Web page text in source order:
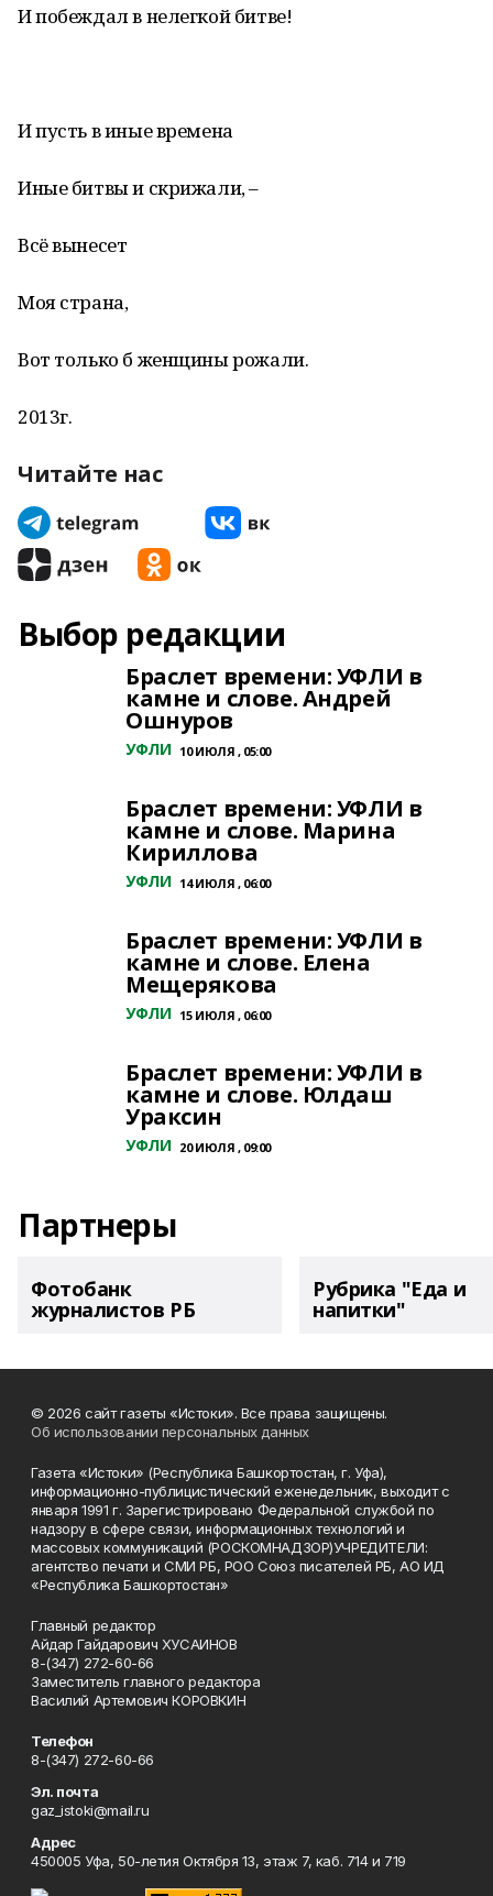
И побеждал в нелегкой битве!
И пусть в иные времена
Иные битвы и скрижали, –
Всё вынесет
Моя страна,
Вот только б женщины рожали.
2013г.
Читайте нас
Выбор редакции
Браслет времени: УФЛИ в
камне и слове. Андрей
Ошнуров
УФЛИ 10 ИЮЛЯ , 05:00
Браслет времени: УФЛИ в
камне и слове. Марина
Кириллова
УФЛИ 14 ИЮЛЯ , 06:00
Браслет времени: УФЛИ в
камне и слове. Елена
Мещерякова
УФЛИ 15 ИЮЛЯ , 06:00
Браслет времени: УФЛИ в
камне и слове. Юлдаш
Ураксин
УФЛИ 20 ИЮЛЯ , 09:00
Партнеры
Фотобанк
журналистов РБ
Рубрика "Еда и
напитки"
© 2026 сайт газеты «Истоки». Все права защищены.
Об использовании персональных данных
Газета «Истоки» (Республика Башкортостан, г. Уфа),
информационно-публицистический еженедельник, выходит с
января 1991 г. Зарегистрировано Федеральной службой по
надзору в сфере связи, информационных технологий и
массовых коммуникаций (РОСКОМНАДЗОР)УЧРЕДИТЕЛИ:
агентство печати и СМИ РБ, РОО Союз писателей РБ, АО ИД
«Республика Башкортостан»
Главный редактор
Айдар Гайдарович ХУСАИНОВ
8-(347) 272-60-66
Заместитель главного редактора
Василий Артемович КОРОВКИН
Телефон
8-(347) 272-60-66
Эл. почта
gaz_istoki@mail.ru
Адрес
450005 Уфа, 50-летия Октября 13, этаж 7, каб. 714 и 719